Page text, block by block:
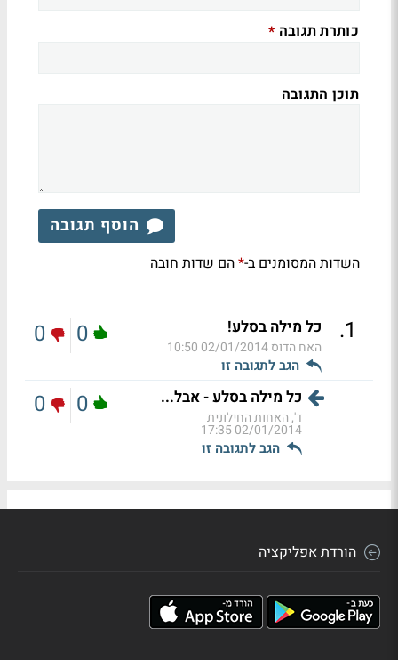
כותרת תגובה *
תוכן התגובה
הוסף תגובה
השדות המסומנים ב-*הם שדות חובה
1
. כל מילה בסלע!
האח הדוס02/01/2014 10:50
הגב לתגובה זו
0
0
כל מילה בסלע - אבל...
ד', האחות החילונית
02/01/2014 17:35
הגב לתגובה זו
0
0
הורדת אפליקציה